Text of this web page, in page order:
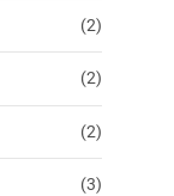
(2)
(2)
(2)
(3)